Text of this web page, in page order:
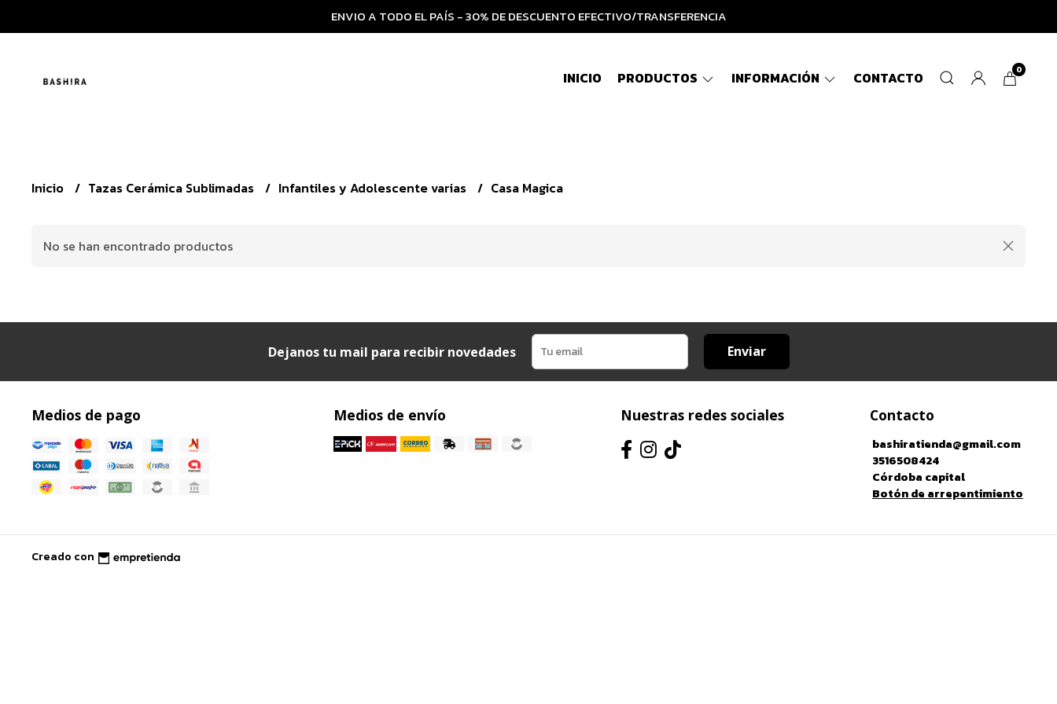
ENVIO A TODO EL PAÍS - 30% DE DESCUENTO EFECTIVO/TRANSFERENCIA
INICIO PRODUCTOS INFORMACIÓN CONTACTO 0
Inicio Tazas Cerámica Sublimadas Infantiles y Adolescente varias Casa Magica
No se han encontrado productos
Dejanos tu mail para recibir novedades Enviar
Medios de pago Medios de envío Nuestras redes sociales Contacto
bashiratienda@gmail.com
3516508424
Córdoba capital
Botón de arrepentimiento
Creado con